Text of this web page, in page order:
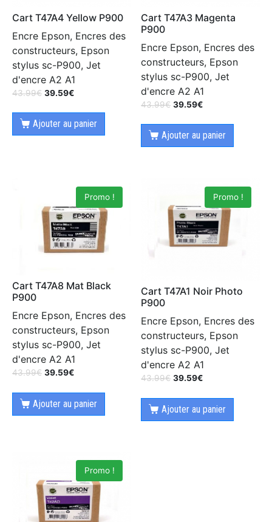
Cart T47A4 Yellow P900
Encre Epson, Encres des
constructeurs, Epson
stylus sc-P900, Jet
d'encre A2 A1
43.99€ 39.59€
Ajouter au panier
Cart T47A3 Magenta
P900
Encre Epson, Encres des
constructeurs, Epson
stylus sc-P900, Jet
d'encre A2 A1
43.99€ 39.59€
Ajouter au panier
Promo !
Cart T47A8 Mat Black
P900
Encre Epson, Encres des
constructeurs, Epson
stylus sc-P900, Jet
d'encre A2 A1
43.99€ 39.59€
Ajouter au panier
Promo !
Cart T47A1 Noir Photo
P900
Encre Epson, Encres des
constructeurs, Epson
stylus sc-P900, Jet
d'encre A2 A1
43.99€ 39.59€
Ajouter au panier
Promo !